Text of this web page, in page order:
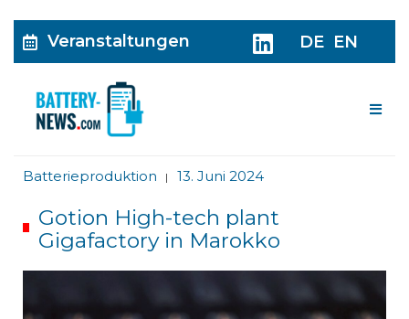
Veranstaltungen DE EN
Batterieproduktion | 13. Juni 2024
Gotion High-tech plant
Gigafactory in Marokko